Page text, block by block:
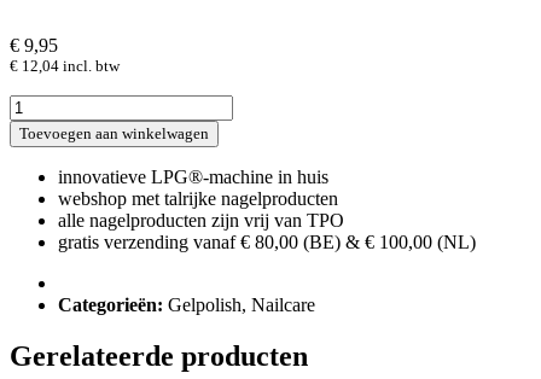
€ 9,95
€ 12,04 incl. btw
Love
19
hoeveelheid
Toevoegen aan winkelwagen
innovatieve LPG®-machine in huis
webshop met talrijke nagelproducten
alle nagelproducten zijn vrij van TPO
gratis verzending vanaf € 80,00 (BE) & € 100,00 (NL)
Categorieën: Gelpolish, Nailcare
Gerelateerde producten